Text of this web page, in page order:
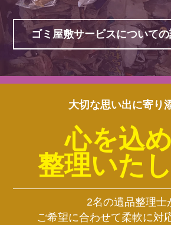
ゴミ屋敷サービスについて
大切な思い出に寄り
心を込
整理いた
2名の遺品整理士
ご希望に合わせて柔軟に対